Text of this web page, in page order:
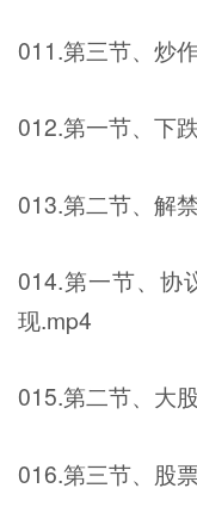
011.第三节、炒
012.第一节、下
013.第二节、解
014.第一节、协
现.mp4
015.第二节、大
016.第三节、股